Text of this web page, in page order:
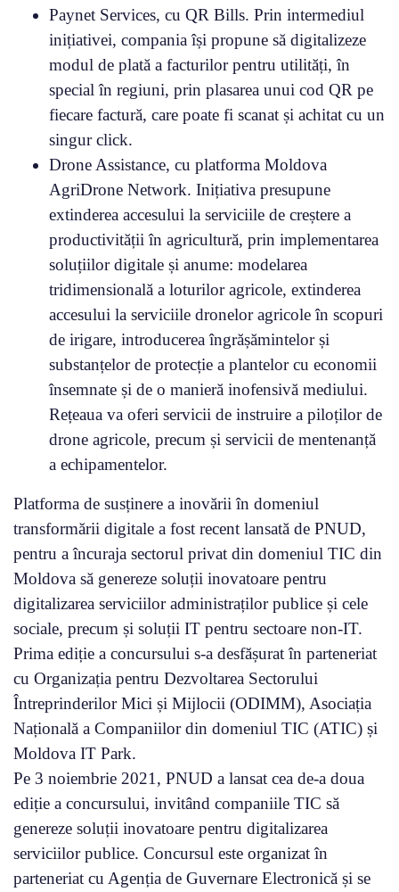
Paynet Services, cu QR Bills. Prin intermediul
inițiativei, compania își propune să digitalizeze
modul de plată a facturilor pentru utilități, în
special în regiuni, prin plasarea unui cod QR pe
fiecare factură, care poate fi scanat și achitat cu un
singur click.
Drone Assistance, cu platforma Moldova
AgriDrone Network. Inițiativa presupune
extinderea accesului la serviciile de creștere a
productivității în agricultură, prin implementarea
soluțiilor digitale și anume: modelarea
tridimensională a loturilor agricole, extinderea
accesului la serviciile dronelor agricole în scopuri
de irigare, introducerea îngrășămintelor și
substanțelor de protecție a plantelor cu economii
însemnate și de o manieră inofensivă mediului.
Rețeaua va oferi servicii de instruire a piloților de
drone agricole, precum și servicii de mentenanță
a echipamentelor.
Platforma de susținere a inovării în domeniul
transformării digitale a fost recent lansată de PNUD,
pentru a încuraja sectorul privat din domeniul TIC din
Moldova să genereze soluții inovatoare pentru
digitalizarea serviciilor administraților publice și cele
sociale, precum și soluții IT pentru sectoare non-IT.
Prima ediție a concursului s-a desfășurat în parteneriat
cu Organizația pentru Dezvoltarea Sectorului
Întreprinderilor Mici și Mijlocii (ODIMM), Asociația
Națională a Companiilor din domeniul TIC (ATIC) și
Moldova IT Park.
Pe 3 noiembrie 2021, PNUD a lansat cea de-a doua
ediție a concursului, invitând companiile TIC să
genereze soluții inovatoare pentru digitalizarea
serviciilor publice. Concursul este organizat în
parteneriat cu Agenția de Guvernare Electronică și se